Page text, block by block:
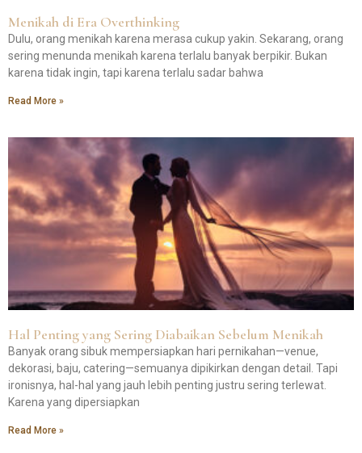
Menikah di Era Overthinking
Dulu, orang menikah karena merasa cukup yakin. Sekarang, orang
sering menunda menikah karena terlalu banyak berpikir. Bukan
karena tidak ingin, tapi karena terlalu sadar bahwa
Read More »
Hal Penting yang Sering Diabaikan Sebelum Menikah
Banyak orang sibuk mempersiapkan hari pernikahan—venue,
dekorasi, baju, catering—semuanya dipikirkan dengan detail. Tapi
ironisnya, hal-hal yang jauh lebih penting justru sering terlewat.
Karena yang dipersiapkan
Read More »